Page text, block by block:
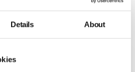
Details About
über dieses Produkt erfahren?